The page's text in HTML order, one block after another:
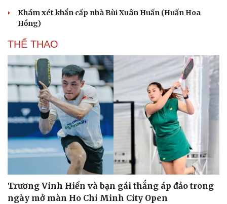
Khám xét khẩn cấp nhà Bùi Xuân Huấn (Huấn Hoa
Hồng)
THỂ THAO
Trương Vinh Hiển và bạn gái thắng áp đảo trong
ngày mở màn Ho Chi Minh City Open